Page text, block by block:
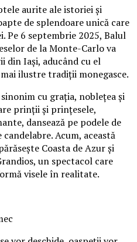
aurite ale istoriei și
de splendoare unică care
Pe 6 septembrie 2025, Balul
de la Monte-Carlo va
din Iași, aducând cu el
ilustre tradiții monegasce.
cu grația, noblețea și
prinții și prințesele,
dansează pe podele de
Acum, această
Coasta de Azur și
un spectacol care
visele în realitate.